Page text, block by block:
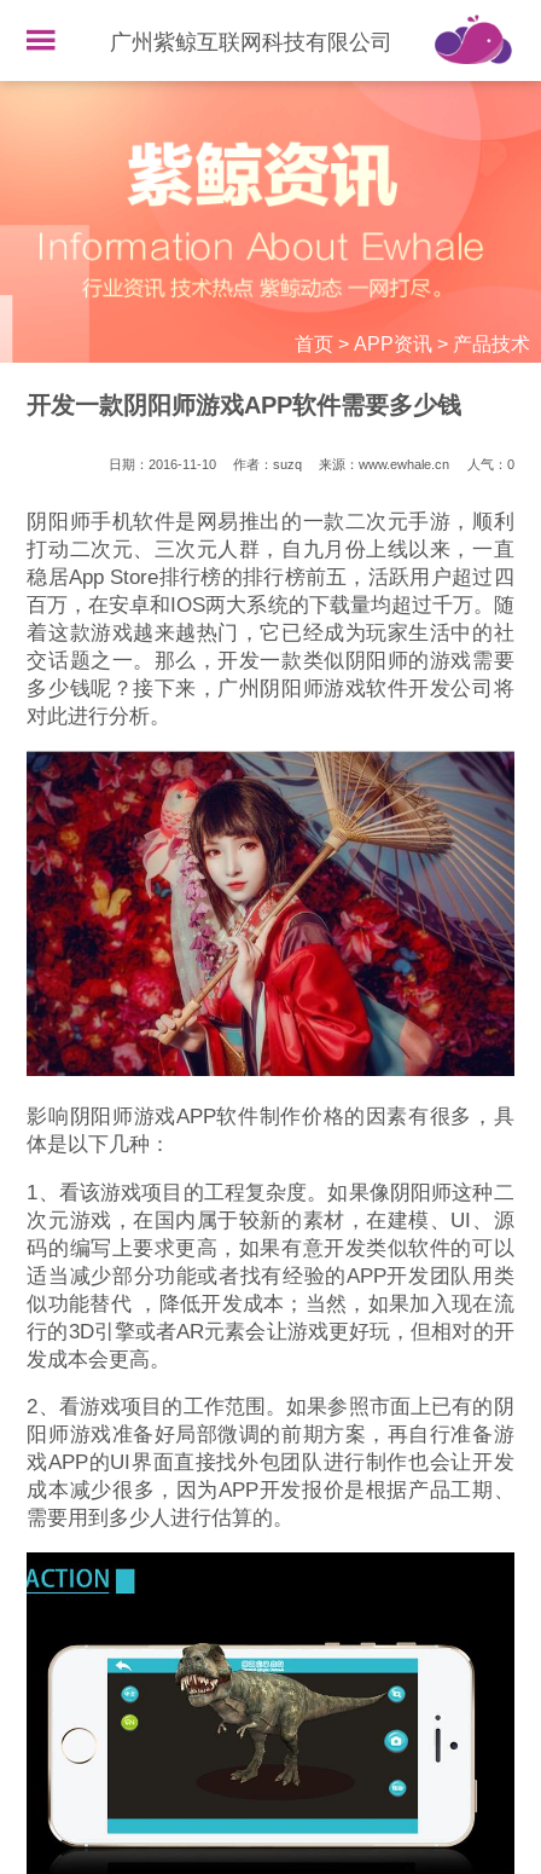
广州紫鲸互联网科技有限公司
首页> APP资讯> 产品技术
开发一款阴阳师游戏APP软件需要多少钱
日期：2016-11-10 作者：suzq 来源：www.ewhale.cn 人气： 0
阴阳师手机软件是网易推出的一款二次元手游，顺利
打动二次元、三次元人群，自九月份上线以来，一直
稳居App Store排行榜的排行榜前五，活跃用户超过四
百万，在安卓和IOS两大系统的下载量均超过千万。随
着这款游戏越来越热门，它已经成为玩家生活中的社
交话题之一。那么，开发一款类似阴阳师的游戏需要
多少钱呢？接下来，广州阴阳师游戏软件开发公司将
对此进行分析。
影响阴阳师游戏APP软件制作价格的因素有很多，具
体是以下几种：
1、看该游戏项目的工程复杂度。如果像阴阳师这种二
次元游戏，在国内属于较新的素材，在建模、UI、源
码的编写上要求更高，如果有意开发类似软件的可以
适当减少部分功能或者找有经验的APP开发团队用类
似功能替代 ，降低开发成本；当然，如果加入现在流
行的3D引擎或者AR元素会让游戏更好玩，但相对的开
发成本会更高。
2、看游戏项目的工作范围。如果参照市面上已有的阴
阳师游戏准备好局部微调的前期方案，再自行准备游
戏APP的UI界面直接找外包团队进行制作也会让开发
成本减少很多，因为APP开发报价是根据产品工期、
需要用到多少人进行估算的。